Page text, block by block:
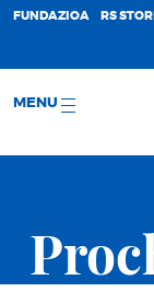
FUNDAZIOA RS
MENU